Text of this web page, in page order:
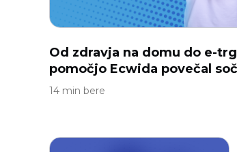
Od zdravja na domu do e-
pomočjo Ecwida povečal
14 min bere